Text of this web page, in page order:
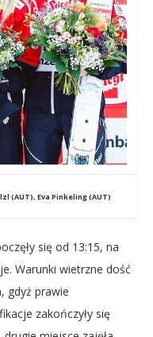
(AUT), Eva Pinkeling (AUT)
się od 13:15, na
Warunki wietrzne dość
gdyż prawie
zakończyły się